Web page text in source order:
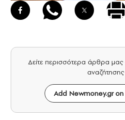
Δείτε περισσότερα άρθρα
αναζήτησης
Add Newmoney.gr